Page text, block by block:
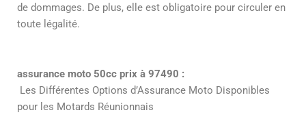
de dommages. De plus, elle est obligatoire pour circuler en
toute légalité.
assurance moto 50cc prix à 97490 :
Les Différentes Options d’Assurance Moto Disponibles
pour les Motards Réunionnais